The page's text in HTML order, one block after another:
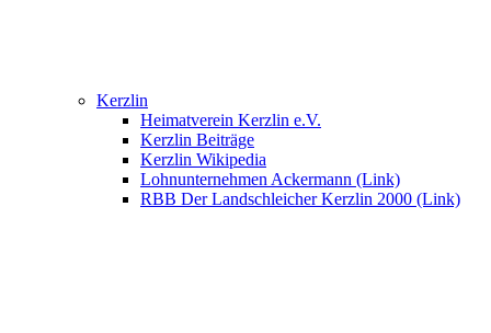
Kerzlin
Heimatverein Kerzlin e.V.
Kerzlin Beiträge
Kerzlin Wikipedia
Lohnunternehmen Ackermann (Link)
RBB Der Landschleicher Kerzlin 2000 (Link)